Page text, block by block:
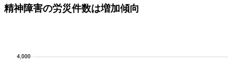
精神障害の労災件数は増加傾向